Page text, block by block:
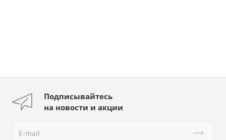
Подписывайтесь
на новости и акции